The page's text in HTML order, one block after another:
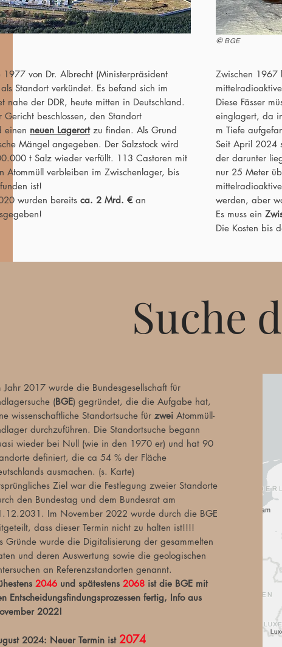
1977 von Dr. Albrecht (Ministerpräsident
Standort verkündet. Es befand sich im
nahe der DDR, heute mitten in Deutschland.
beschlossen, den Standort
einen neuen Lagerortzu finden. Als Grund
Mängel angegeben. Der Salzstock wird
t Salz wieder verfüllt. 113 Castoren mit
Atommüll verbleiben im Zwischenlager, bis
ist!
wurden bereits ca. 2 Mrd. €an
©BGE
Zwischen 1967
Diese Fässer
einglagert, da
m Tiefe
Seit April 2024
der darunter
nur 25 Meter
werden, aber
Es muss ein
Die Kosten bis
Suche
Jahr 2017 wurde die Bundesgesellschaft für
(BGE) gegründet, die die Aufgabe hat,
wissenschaftliche Standortsuche für zwei Atommüll-
durchzuführen. Die Standortsuche begann
wieder bei Null (wie in den 1970 er) und hat 90
definiert, die ca 54 % der Fläche
ausmachen. (s. Karte)
Ziel war die Festlegung zweier Standorte
den Bundestag und dem Bundesrat am
Im November 2022 wurde durch die BGE
dass dieser Termin nicht zu halten ist!!!!
Gründe wurde die Digitalisierung der gesammelten
und deren Auswertung sowie die geologischen
an Referenzstandorten genannt.
2046 und spätestens 2068 ist die BGE mit
Entscheidungsfindungsprozessen fertig, Info aus
2022!
2024: Neuer Termin ist 2074